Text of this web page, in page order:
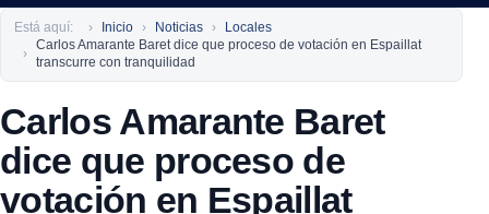
Está aquí: Inicio Noticias
Locales
Carlos Amarante Baret dice que proceso de votación en Espaillat
transcurre con tranquilidad
Carlos Amarante Baret
dice que proceso de
votación en Espaillat